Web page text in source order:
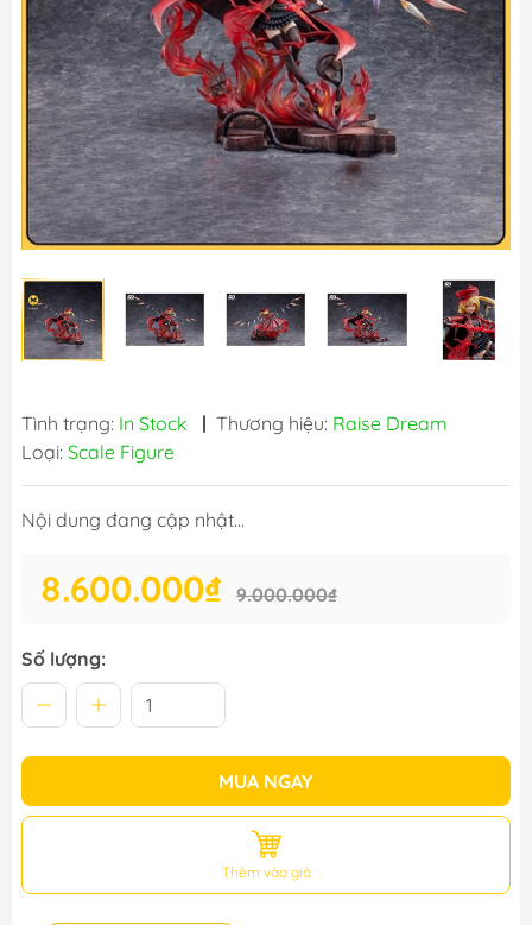
Tình trạng: In Stock | Thương hiệu: Raise Dream
Loại: Scale Figure
Nội dung đang cập nhật...
8.600.000₫ 9.000.000₫
Số lượng:
MUA NGAY
Thêm vào giỏ